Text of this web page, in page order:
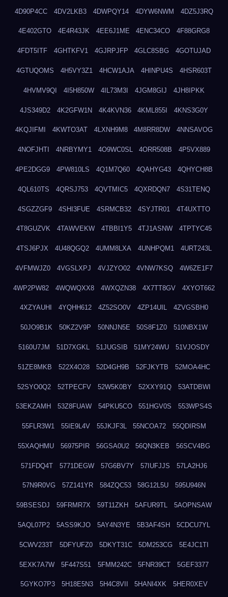
4D90P4CC 4DV2LKB3 4DWPQY14 4DYW6NWM 4DZ5J3RQ
4E402GTO 4E4R43JK 4EE6J1ME 4ENC34CO 4F88GRG8
4FDT5ITF 4GHTKFV1 4GJRPJFP 4GLC8SBG 4GOTUJAD
4GTUQOMS 4H5VY3Z1 4HCW1AJA 4HINPU4S 4HSR603T
4HVMV9QI 4I5H850W 4IL73M3I 4JGM8GIJ 4JH8IPKK
4JS349D2 4K2GFW1N 4K4KVN36 4KML855I 4KNS3G0Y
4KQJIFMI 4KWTO3AT 4LXNH9M8 4M8RR8DW 4NNSAVOG
4NOFJHTI 4NRBYMY1 4O9WC0SL 4ORR508B 4P5VX889
4PE2DGG9 4PW810LS 4Q1M7Q60 4QAHYG43 4QHYCH8B
4QL610TS 4QRSJ753 4QVTMIC5 4QXRDQN7 4S31TENQ
4SGZZGF9 4SHI3FUE 4SRMCB32 4SYJTR01 4T4UXTTO
4T8GUZVK 4TAWVEKW 4TBBI1Y5 4TJ1ASNW 4TPTYC45
4TSJ6PJX 4U48QGQ2 4UMM8LXA 4UNHPQM1 4URT243L
4VFMWJZ0 4VGSLXPJ 4VJZYO02 4VNW7KSQ 4W6ZE1F7
4WP2PW82 4WQWQXX8 4WXQZN38 4X7TT8GV 4XYOT662
4XZYAUHI 4YQHH612 4Z52SO0V 4ZP14UIL 4ZVGSBH0
50JO9B1K 50KZ2V9P 50NNJN5E 50S8F1Z0 510NBX1W
5160U7JM 51D7XGKL 51JUGSIB 51MY24WU 51VJOSDY
51ZE8MKB 522X4O28 52D4GH9B 52FJKYTB 52MOA4HC
52SYO0Q2 52TPECFV 52W5K0BY 52XXY91Q 53ATDBWI
53EKZAMH 53Z8FUAW 54PKU5CO 551HGV0S 553WPS4S
55FLR3W1 55IE9L4V 55JKJF3L 55NCOA72 55QDIRSM
55XAQHMU 56975PIR 56GSA0U2 56QN3KEB 56SCV4BG
571FDQ4T 5771DEGW 57G6BV7Y 57IUFJJS 57LA2HJ6
57N9R0VG 57Z141YR 584ZQC53 58G12L5U 595U946N
59BSESDJ 59FRMR7X 59T11ZKH 5AFUR9TL 5AOPNSAW
5AQL07P2 5ASS9KJO 5AY4N3YE 5B3AF4SH 5CDCU7YL
5CWV233T 5DFYUFZ0 5DKYT31C 5DM253CG 5E4JC1TI
5EXK7A7W 5F447S51 5FMM242C 5FNR39CT 5GEF3377
5GYKO7P3 5H18E5N3 5H4C8VII 5HANI4XK 5HER0XEV